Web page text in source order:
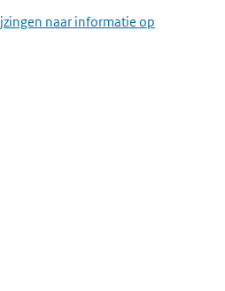
naar informatie op